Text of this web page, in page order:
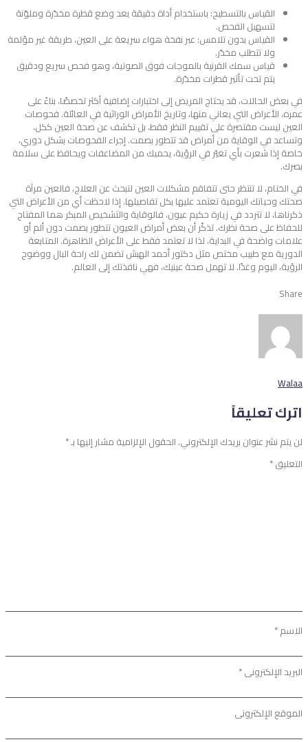
القياس بالتسطيح: باستخدام أداة دقيقة بعد وضع قطرة مخدّرة وملوّنة
لتسهيل الفحص.
القياس بدون تلامس: عبر نفخة هواء سريعة على العين، طريقة غير مؤلمة
ولا تتطلب مخدّر.
قياس سمك القرنية بالموجات فوق الصوتية، وهو فحص سريع ودقيق
يتم تحت تأثير قطرات مخدّرة.
في بعض الحالات، قد يحتاج المريض إلى اختبارات إضافية أكثر تخصصًا، بناءً على
عمره، الأعراض التي يعاني منها، وتاريخ الأمراض الوراثية في العائلة. فحوصات
العين ليست مقتصرة على تقييم النظر فقط، بل تكشف عن صحة العين ككل،
وتساعد في الوقاية من أمراض قد تتطور بصمت. إجراء الفحوصات بشكل دوري،
خاصة إذا شعرت بأي تغيّر في الرؤية، يحميك من المضاعفات ويحافظ على سلامة
بصرك.
في الختام، لا تنتظر حتى تتفاقم مشكلات العين لتبحث عن العلاج، فالعين مرآة
صحتك وحياتك اليومية تعتمد عليها بكل تفاصيلها. إذا لاحظت أي من الأعراض التي
ذكرناها، لا تتردد في زيارة حكيم عيون، فالوقاية والتشخيص المبكر هما المفتاح
للحفاظ على صحة نظرك. تذكّر أن بعض أمراض العيون تتطور بصمت دون ألم أو
علامات واضحة في البداية، لذا لا تعتمد فقط على الأعراض الظاهرة. المتابعة
الدورية مع طبيب مختص مثل دكتور أحمد الهبش تضمن لك راحة البال ووضوح
الرؤية، اليوم وغدًا. لا تهمل صحة عينيك، فهي نافذتك إلى العالم.
Share
Walaa
اترك تعليقاً
لن يتم نشر عنوان بريدك الإلكتروني. الحقول الإلزامية مشار إليها بـ*
التعليق*
الاسم*
البريد الإلكتروني*
الموقع الإلكتروني